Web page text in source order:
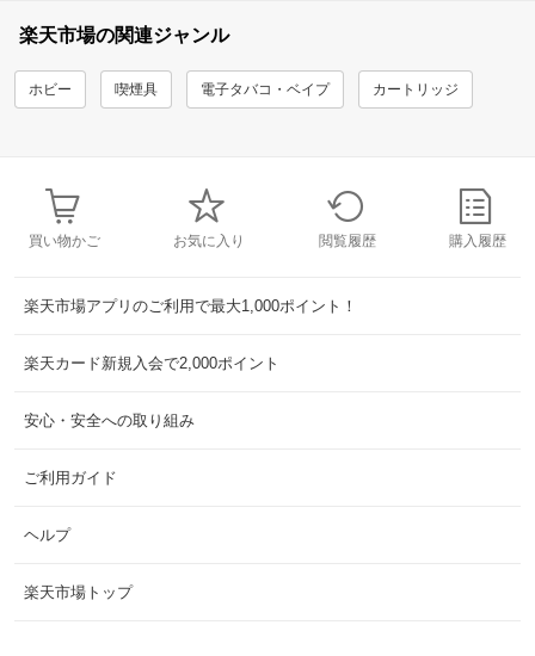
楽天市場の関連ジャンル
ホビー 喫煙具 電子タバコ・ベイプ カートリッジ
買い物かご お気に入り 閲覧履歴 購入履歴
楽天市場アプリのご利用で最大1,000ポイント！
楽天カード新規入会で2,000ポイント
安心・安全への取り組み
ご利用ガイド
ヘルプ
楽天市場トップ